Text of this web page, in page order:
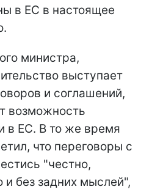
в ЕС в настоящее
министра,
выступает
и соглашений,
возможность
в ЕС. В то же время
что переговоры с
"честно,
и без задних мыслей",